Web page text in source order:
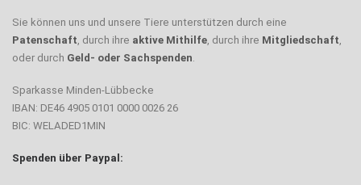
Sie können uns und unsere Tiere unterstützen durch eine
Patenschaft, durch ihre aktive Mithilfe, durch ihre Mitgliedschaft,
oder durch Geld- oder Sachspenden.
Sparkasse Minden-Lübbecke
IBAN: DE46 4905 0101 0000 0026 26
BIC: WELADED1MIN
Spenden über Paypal: